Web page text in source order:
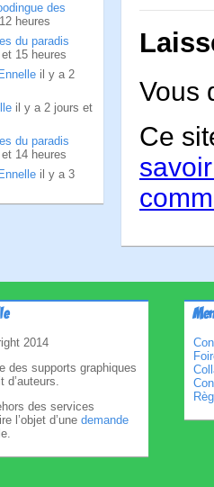
des
heures
du paradis
15 heures
Ennelle il y a 2
il y a 2 jours et
du paradis
14 heures
Ennelle il y a 3
Vous
Ce
2014
des supports graphiques
d’auteurs.
des services
l’objet d’une demande